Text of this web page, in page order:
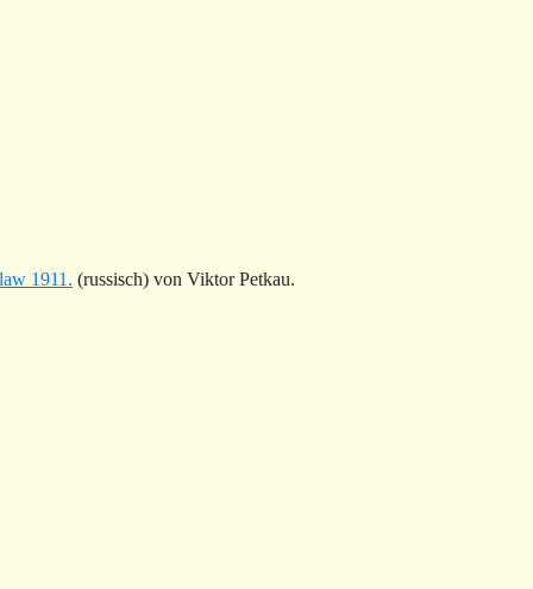
1911. (russisch) von Viktor Petkau.